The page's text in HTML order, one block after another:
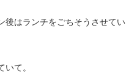
後はランチをごちそうさせてい
て。